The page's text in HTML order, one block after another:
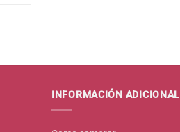
INFORMACIÓN ADICIONAL